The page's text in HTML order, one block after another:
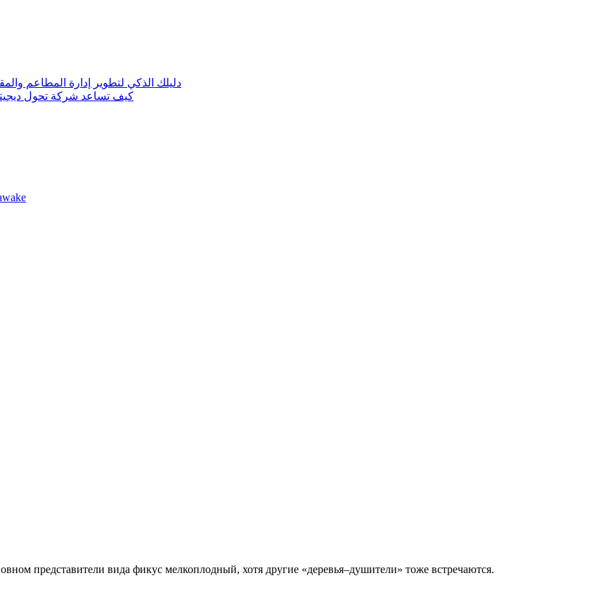
دليلك الذكي لتطوير إدارة المطاعم
كيف تساعد شركة تحول
представители вида фикус мелкоплодный, хотя другие «деревья–душители» тоже встречаются.